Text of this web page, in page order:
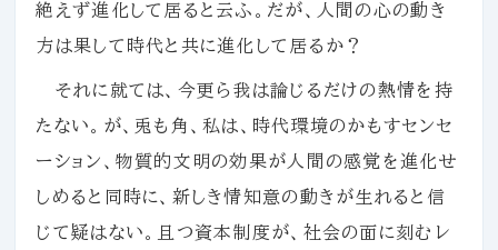
絶えず進化して居ると云ふ。だが、人間の心の動き
方は果して時代と共に進化して居るか？
それに就ては、今更ら我は論じるだけの熱情を持
たない。が、兎も角、私は、時代環境のかもすセンセ
ーション、物質的文明の効果が人間の感覚を進化せ
しめると同時に、新しき情知意の動きが生れると信
じて疑はない。且つ資本制度が、社会の面に刻むレ